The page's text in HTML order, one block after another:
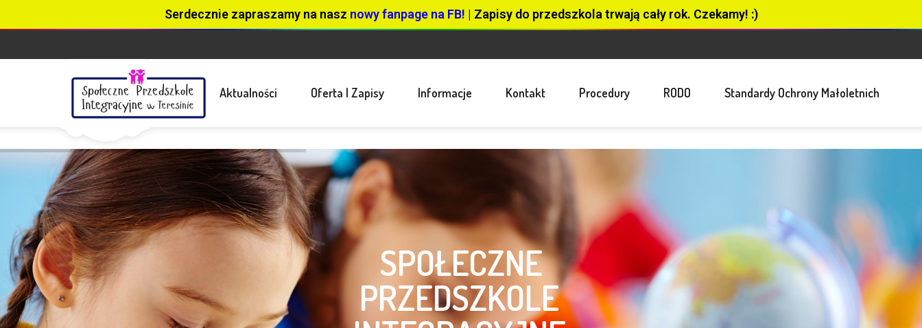
Serdecznie zapraszamy na nasz nowy fanpage na FB! | Zapisy do przedszkola trwają cały rok. Czekamy! :)
Aktualności Oferta I Zapisy Informacje Kontakt Procedury RODO Standardy Ochrony Małoletnich